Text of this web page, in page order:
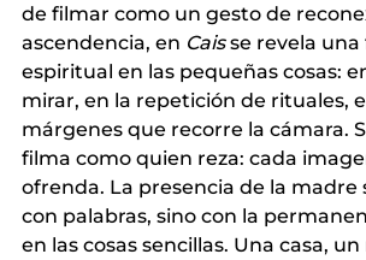
de filmar como un gesto de
ascendencia, en Cais se revela una
espiritual en las pequeñas cosas:
mirar, en la repetición de rituales,
márgenes que recorre la cámara.
filma como quien reza: cada
ofrenda. La presencia de la madre
con palabras, sino con la
en las cosas sencillas. Una casa,